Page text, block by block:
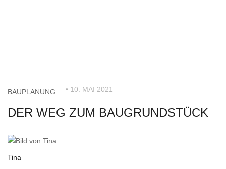
BAUPLANUNG • 10. MAI 2021
DER WEG ZUM BAUGRUNDSTÜCK
Tina